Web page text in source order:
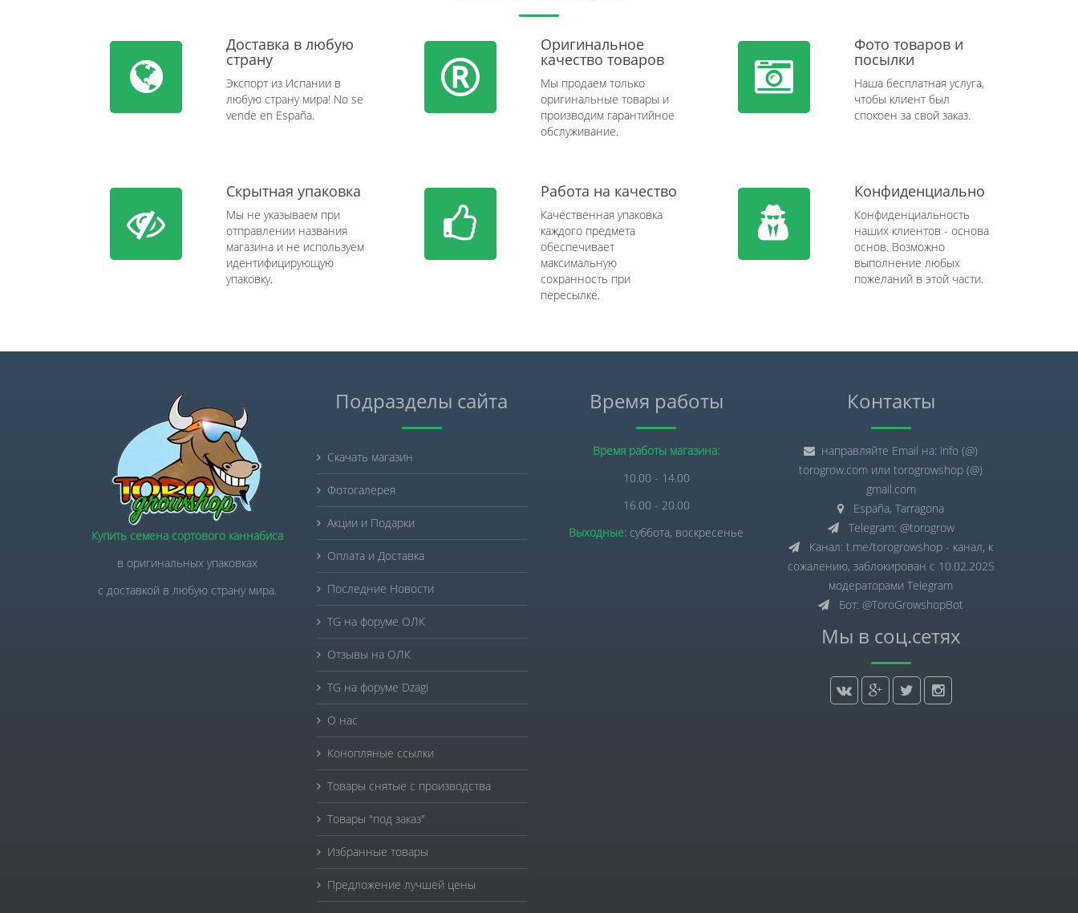
Доставка в любую
страну
Экспорт из Испании в
любую страну мира! No se
vende en España.
Оригинальное
качество товаров
Мы продаем только
оригинальные товары и
производим гарантийное
обслуживание.
Фото товаров и
посылки
Наша бесплатная услуга,
чтобы клиент был
спокоен за свой заказ.
Скрытная упаковка
Мы не указываем при
отправлении названия
магазина и не используем
идентифицирующую
упаковку.
Работа на качество
Качественная упаковка
каждого предмета
обеспечивает
максимальную
сохранность при
пересылке.
Конфиденциально
Конфиденциальность
наших клиентов - основа
основ. Возможно
выполнение любых
пожеланий в этой части.
Купить семена сортового каннабиса
в оригинальных упаковках
с доставкой в любую страну мира.
Подразделы сайта
Скачать магазин
Фотогалерея
Акции и Подарки
Оплата и Доставка
Последние Новости
TG на форуме ОЛК
Отзывы на ОЛК
TG на форуме Dzagi
О нас
Конопляные ссылки
Товары снятые с производства
Товары "под заказ"
Избранные товары
Предложение лучшей цены
Время работы
Время работы магазина:
10.00 - 14.00
16.00 - 20.00
Выходные: суббота, воскресенье
Контакты
направляйте Email на: info (@)
torogrow.com или torogrowshop (@)
gmail.com
España, Tarragona
Telegram: @torogrow
Канал: t.me/torogrowshop - канал, к
сожалению, заблокирован с 10.02.2025
модераторами Telegram
Бот: @ToroGrowshopBot
Мы в соц.сетях